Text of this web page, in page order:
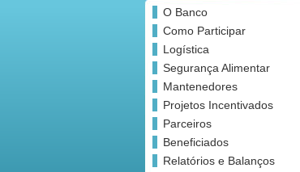
O Banco
Como Participar
Logística
Segurança Alimentar
Mantenedores
Projetos Incentivados
Parceiros
Beneficiados
Relatórios e Balanços